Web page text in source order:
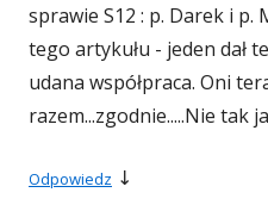
sprawie S12 : p. Darek i p.
tego artykułu - jeden dał
udana współpraca. Oni
razem...zgodnie.....Nie tak
Odpowiedz ↓